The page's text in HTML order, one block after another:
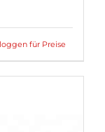
für Preise